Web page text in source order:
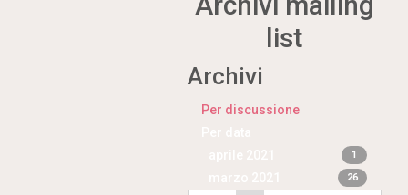
list
Archivi
Per discussione
1
26